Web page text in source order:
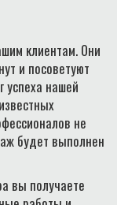
клиентам. Они
и посоветуют
успеха нашей
не
будет выполнен
вы получаете